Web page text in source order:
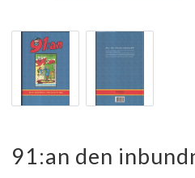
91:an den